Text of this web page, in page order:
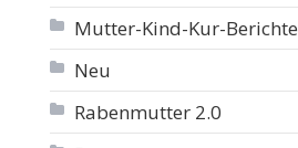
Mutter-Kind-Kur-Berichte
Neu
Rabenmutter 2.0